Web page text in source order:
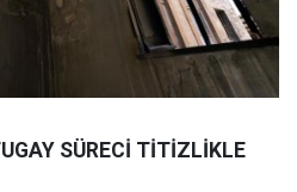
SÜRECİ TİTİZLİKLE